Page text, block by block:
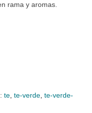
rama y aromas.
te te-verde te-verde-